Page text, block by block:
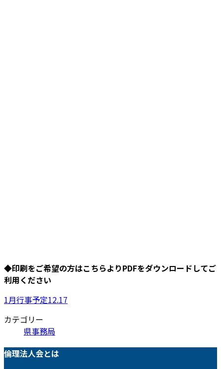
◆印刷をご希望の方はこちらよりPDFをダウンロードしてご
利用ください
1月行事予定12.17
カテゴリー
県事務局
倫理法人会とは